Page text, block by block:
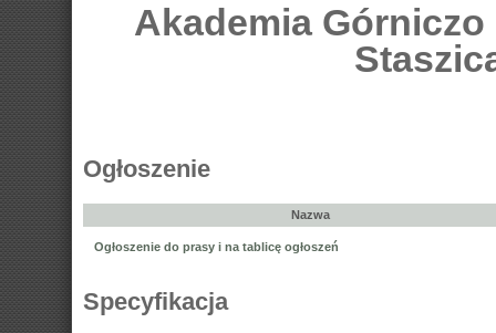
Akademia Górniczo
Ogłoszenie
Nazwa
Ogłoszenie do prasy i na tablicę ogłoszeń
Specyfikacja